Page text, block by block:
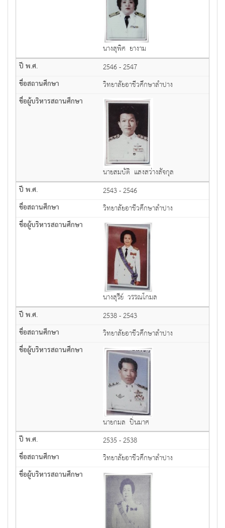
นางสุพิศ ยางาม
2546 - 2547
วิทยาลัยอาชีวศึกษาลำปาง
นายสมบัติ แสงสว่างสัจกุล
2543 - 2546
วิทยาลัยอาชีวศึกษาลำปาง
นางสุรีย์ วรรณโกมล
2538 - 2543
วิทยาลัยอาชีวศึกษาลำปาง
นายกมล ปิ่นมาศ
2535 - 2538
วิทยาลัยอาชีวศึกษาลำปาง